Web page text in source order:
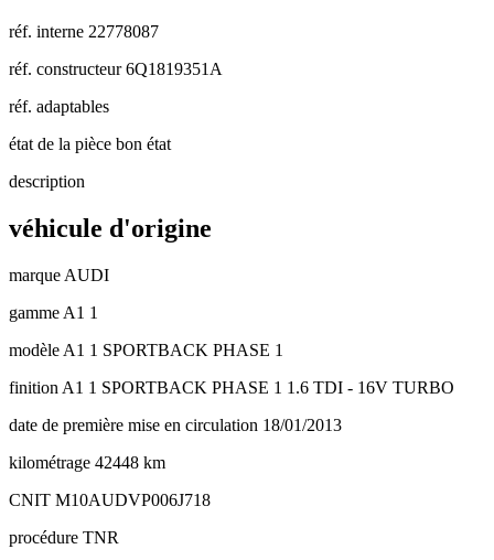
réf. interne 22778087
réf. constructeur 6Q1819351A
réf. adaptables
état de la pièce bon état
description
véhicule d'origine
marque AUDI
gamme A1 1
modèle A1 1 SPORTBACK PHASE 1
finition A1 1 SPORTBACK PHASE 1 1.6 TDI - 16V TURBO
date de première mise en circulation 18/01/2013
kilométrage 42448 km
CNIT M10AUDVP006J718
procédure TNR